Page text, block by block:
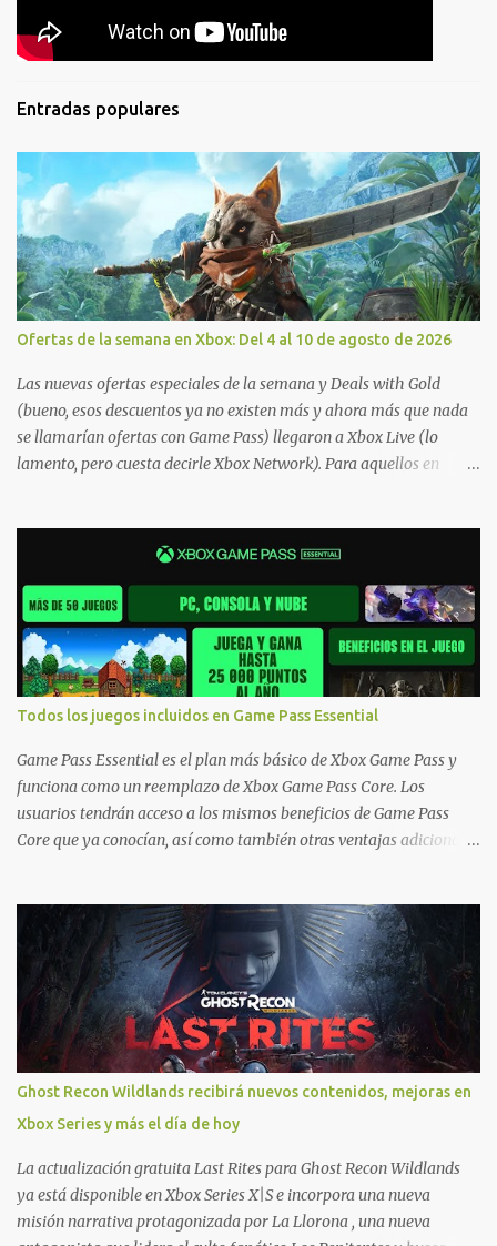
Entradas populares
Ofertas de la semana en Xbox: Del 4 al 10 de agosto de 2026
Las nuevas ofertas especiales de la semana y Deals with Gold
(bueno, esos descuentos ya no existen más y ahora más que nada
se llamarían ofertas con Game Pass) llegaron a Xbox Live (lo
lamento, pero cuesta decirle Xbox Network). Para aquellos en
jugarlos y mantener un progreso compartido en Windows PC y
Xbox, y tenemos un listado de juegos compatibles por acá . ¿Aún
necesitas una mano con las compras? Tenemos un tutorial extenso
o en vídeo para que se quiten todas las dudas generales de cómo
hacer compras en Xbox . Podes consultar un listado más completo
de promociones desde xbox.com. El post puede tener
actualizaciones regulares o cambios ante cualquier error. Ofertas
- Argentina Ofertas - Chile Ofertas - Colombia Ofertas - México
Ofertas - Estados Unidos Ofertas - España Todas las ofertas de
Xbox One también aplican a Xbox Series, a excepción de los jue...
Todos los juegos incluidos en Game Pass Essential
Game Pass Essential es el plan más básico de Xbox Game Pass y
funciona como un reemplazo de Xbox Game Pass Core. Los
usuarios tendrán acceso a los mismos beneficios de Game Pass
Core que ya conocían, así como también otras ventajas adicionales
que están en Xbox y PC, que van desde skins, desbloqueo de
personajes, paquetes de armas hasta emotes, monedas virtuales y
más para diferentes títulos. Todas estas ventajas se pueden
reclamar desde la sección de Game Pass o en tu aplicación de Xbox
yendo directamente a la pestaña de Game Pass. Essential también
ahora sumará el acceso a la Nube de Xbox, el cual nos permitite
jugar una pequeña porción de los juegos de la suscripción
mediante xCloud y más de 600 juegos compatibles si es que los
compramos previamente (con más títulos en camino a ser
compatibles con la función Transmite tu Propios Juegos). Pueden
leer más...
Ghost Recon Wildlands recibirá nuevos contenidos, mejoras en
Xbox Series y más el día de hoy
La actualización gratuita Last Rites para Ghost Recon Wildlands
ya está disponible en Xbox Series X|S e incorpora una nueva
misión narrativa protagonizada por La Llorona , una nueva